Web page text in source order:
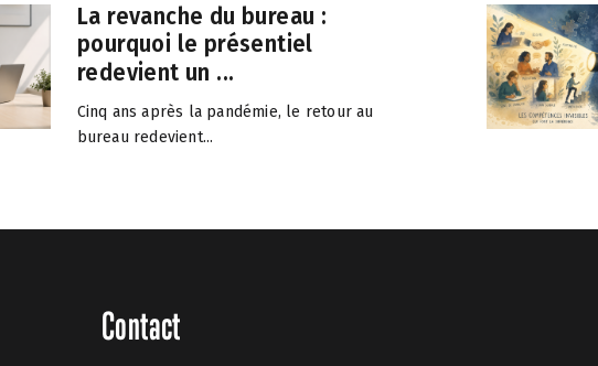
La revanche du bureau :
pourquoi le présentiel
redevient un ...
Cinq ans après la pandémie, le retour au
bureau redevient...
Contact